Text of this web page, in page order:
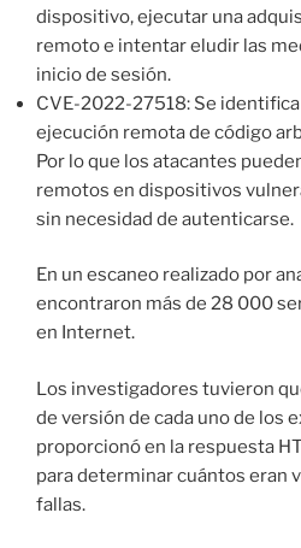
dispositivo, ejecutar una
remoto e intentar eludir las
inicio de sesión.
CVE-2022-27518: Se
ejecución remota de código
Por lo que los atacantes
remotos en dispositivos
sin necesidad de autenticarse.
En un escaneo realizado por
encontraron más de 28 000
en Internet.
Los investigadores tuvieron
de versión de cada uno de los
proporcionó en la respuesta
para determinar cuántos eran
fallas.